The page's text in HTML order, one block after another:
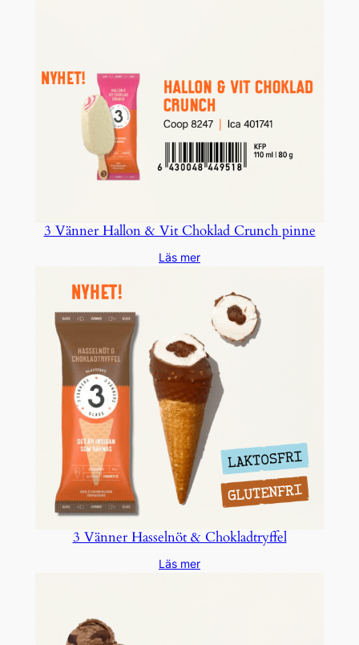
3 Vänner Hallon & Vit Choklad Crunch pinne
Läs mer
3 Vänner Hasselnöt & Chokladtryffel
Läs mer